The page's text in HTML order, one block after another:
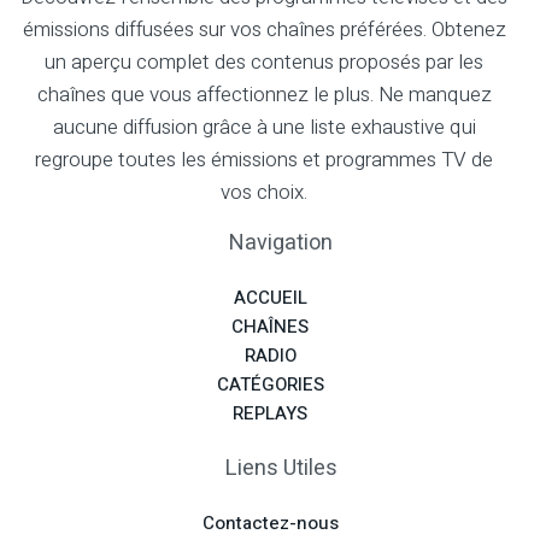
émissions diffusées sur vos chaînes préférées. Obtenez
un aperçu complet des contenus proposés par les
chaînes que vous affectionnez le plus. Ne manquez
aucune diffusion grâce à une liste exhaustive qui
regroupe toutes les émissions et programmes TV de
vos choix.
Navigation
ACCUEIL
CHAÎNES
RADIO
CATÉGORIES
REPLAYS
Liens Utiles
Contactez-nous